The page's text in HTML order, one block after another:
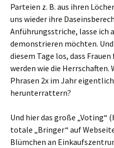
Parteien z. B. aus ihren
uns wieder ihre
Anführungsstriche, lasse ich
demonstrieren möchten.
diesem Tage los, dass
werden wie die Herrschaften.
Phrasen 2x im Jahr
herunterrattern?
Und hier das große „Voting“
totale „Bringer“ auf
Blümchen an